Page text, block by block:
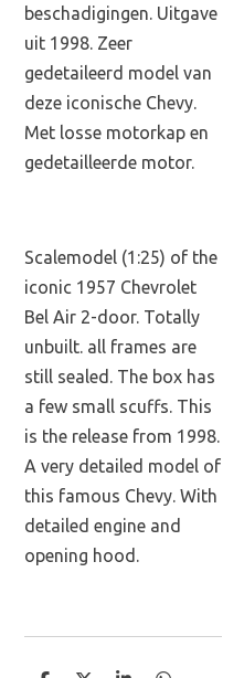
beschadigingen. Uitgave
uit 1998. Zeer
gedetaileerd model van
deze iconische Chevy.
Met losse motorkap en
gedetailleerde motor.
Scalemodel (1:25) of the
iconic 1957 Chevrolet
Bel Air 2-door. Totally
unbuilt. all frames are
still sealed. The box has
a few small scuffs. This
is the release from 1998.
A very detailed model of
this famous Chevy. With
detailed engine and
opening hood.